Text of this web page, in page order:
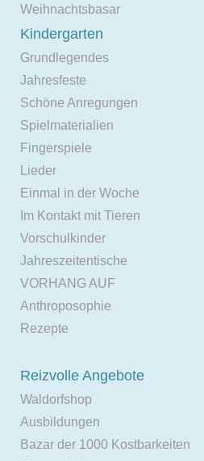
Weihnachtsbasar
Kindergarten
Grundlegendes
Jahresfeste
Schöne Anregungen
Spielmaterialien
Fingerspiele
Lieder
Einmal in der Woche
Im Kontakt mit Tieren
Vorschulkinder
Jahreszeitentische
VORHANG AUF
Anthroposophie
Rezepte
Reizvolle Angebote
Waldorfshop
Ausbildungen
Bazar der 1000 Kostbarkeiten